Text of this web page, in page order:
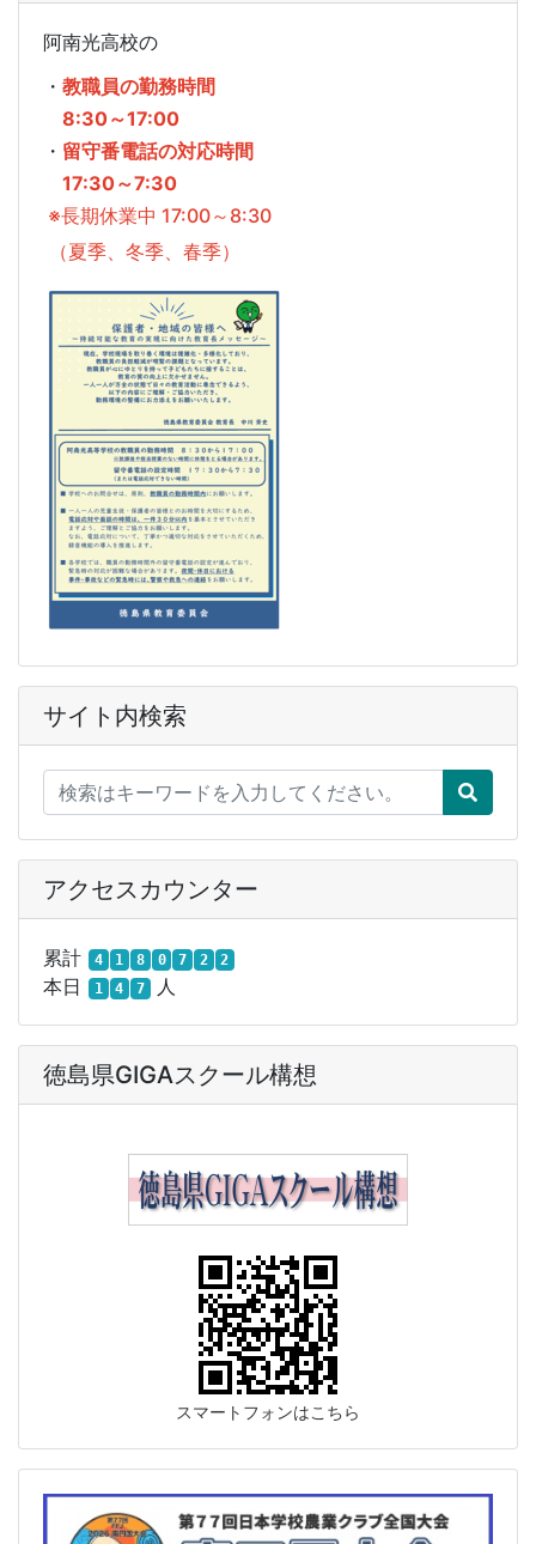
阿南光高校の
・ 教職員の勤務時間
8:30～17:00
・ 留守番電話の対応時間
17:30～7:30
※長期休業中 17:00～8:30
（夏季、冬季、春季）
サイト内検索
アクセスカウンター
累計 4 1 8 0 7 2 2
本日 1 4 7 人
徳島県GIGAスクール構想
スマートフォンはこちら